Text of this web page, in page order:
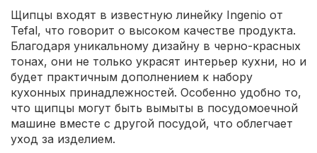
Щипцы входят в известную линейку Ingenio от
Tefal, что говорит о высоком качестве продукта.
Благодаря уникальному дизайну в черно-красных
тонах, они не только украсят интерьер кухни, но и
будет практичным дополнением к набору
кухонных принадлежностей. Особенно удобно то,
что щипцы могут быть вымыты в посудомоечной
машине вместе с другой посудой, что облегчает
уход за изделием.